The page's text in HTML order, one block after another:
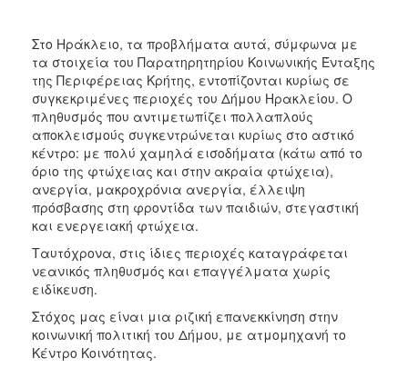
Στο Ηράκλειο, τα προβλήματα αυτά, σύμφωνα με
τα στοιχεία του Παρατηρητηρίου Κοινωνικής Ένταξης
της Περιφέρειας Κρήτης, εντοπίζονται κυρίως σε
συγκεκριμένες περιοχές του Δήμου Ηρακλείου. Ο
πληθυσμός που αντιμετωπίζει πολλαπλούς
αποκλεισμούς συγκεντρώνεται κυρίως στο αστικό
κέντρο: με πολύ χαμηλά εισοδήματα (κάτω από το
όριο της φτώχειας και στην ακραία φτώχεια),
ανεργία, μακροχρόνια ανεργία, έλλειψη
πρόσβασης στη φροντίδα των παιδιών, στεγαστική
και ενεργειακή φτώχεια.
Ταυτόχρονα, στις ίδιες περιοχές καταγράφεται
νεανικός πληθυσμός και επαγγέλματα χωρίς
ειδίκευση.
Στόχος μας είναι μια ριζική επανεκκίνηση στην
κοινωνική πολιτική του Δήμου, με ατμομηχανή το
Κέντρο Κοινότητας.